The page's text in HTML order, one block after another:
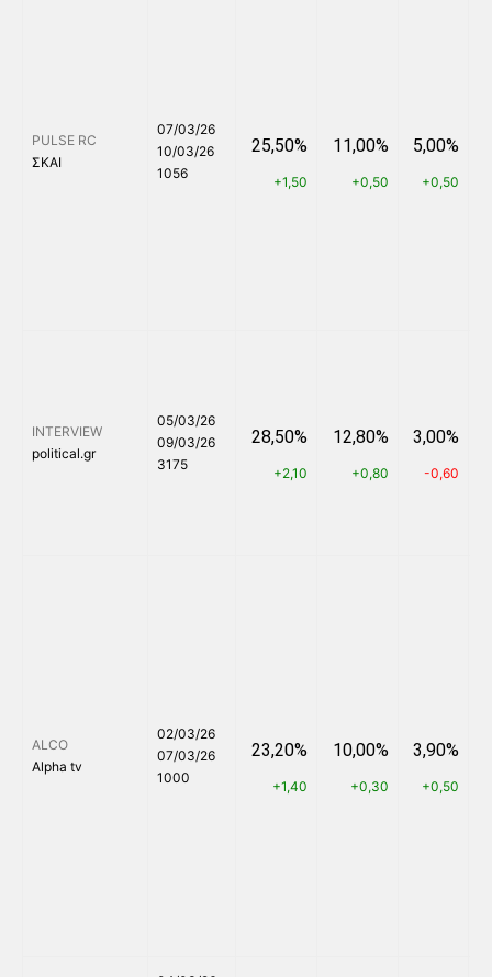
PULSE RC
ΣΚΑΙ
07/03/26
10/03/26
1056
25,50%
+1,50
11,00%
+0,50
5,00%
+0,50
INTERVIEW
political.gr
05/03/26
09/03/26
3175
28,50%
+2,10
12,80%
+0,80
3,00%
-0,60
ALCO
Alpha tv
02/03/26
07/03/26
1000
23,20%
+1,40
10,00%
+0,30
3,90%
+0,50